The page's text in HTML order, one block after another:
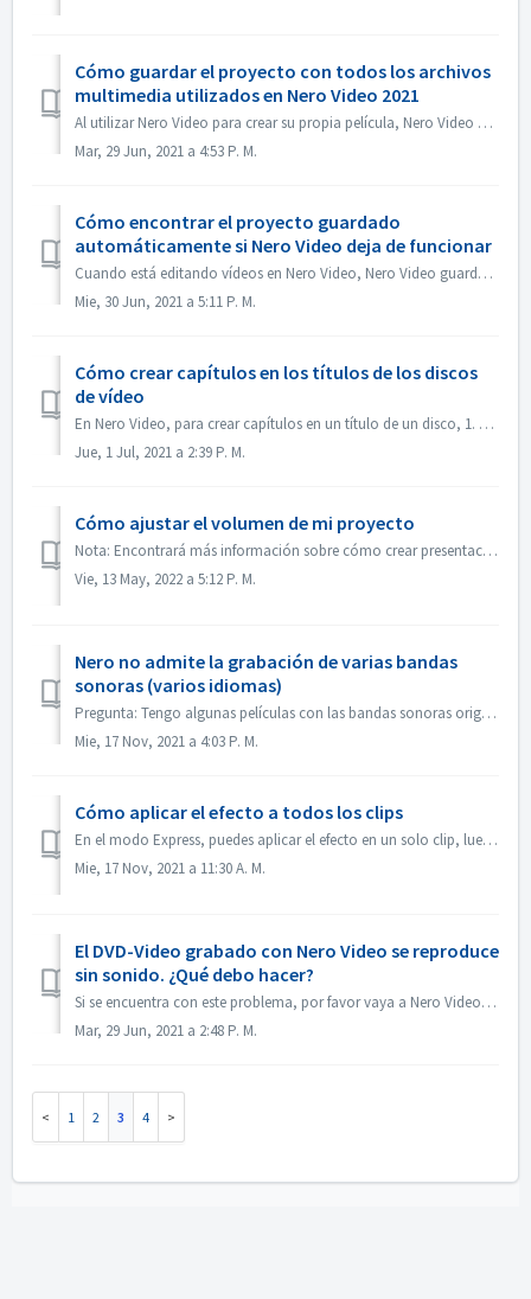
Cómo guardar el proyecto con todos los archivos
multimedia utilizados en Nero Video 2021
Al utilizar Nero Video para crear su propia película, Nero Video puede importar sus propios archivos multimedia como vídeo, música o imágenes desde diferent...
Mar, 29 Jun, 2021 a 4:53 P. M.
Cómo encontrar el proyecto guardado
automáticamente si Nero Video deja de funcionar
Cuando está editando vídeos en Nero Video, Nero Video guarda automáticamente el proyecto en segundo plano. Si Nero Video deja de funcionar antes de guardar...
Mie, 30 Jun, 2021 a 5:11 P. M.
Cómo crear capítulos en los títulos de los discos
de vídeo
En Nero Video, para crear capítulos en un título de un disco, 1. En la pantalla Contenido, seleccione el título. 2. Bajo la vista previa del título, mueva e...
Jue, 1 Jul, 2021 a 2:39 P. M.
Cómo ajustar el volumen de mi proyecto
Nota: Encontrará más información sobre cómo crear presentaciones de diapositivas con música en el siguiente enlace: Crear presentaciones de diapositivas con...
Vie, 13 May, 2022 a 5:12 P. M.
Nero no admite la grabación de varias bandas
sonoras (varios idiomas)
Pregunta: Tengo algunas películas con las bandas sonoras originales en 2 idiomas incluidas (alemán e inglés）. Pero no consigo poner la 2ª pista de audio en ...
Mie, 17 Nov, 2021 a 4:03 P. M.
Cómo aplicar el efecto a todos los clips
En el modo Express, puedes aplicar el efecto en un solo clip, luego abre el "Control de efectos Express", activa "Aplicar a todos los clips o...
Mie, 17 Nov, 2021 a 11:30 A. M.
El DVD-Video grabado con Nero Video se reproduce
sin sonido. ¿Qué debo hacer?
Si se encuentra con este problema, por favor vaya a Nero Video, previsualice su proyecto fuente. Asegúrese de que antes de grabar, el sonido está bien. Si n...
Mar, 29 Jun, 2021 a 2:48 P. M.
1 2 3 4